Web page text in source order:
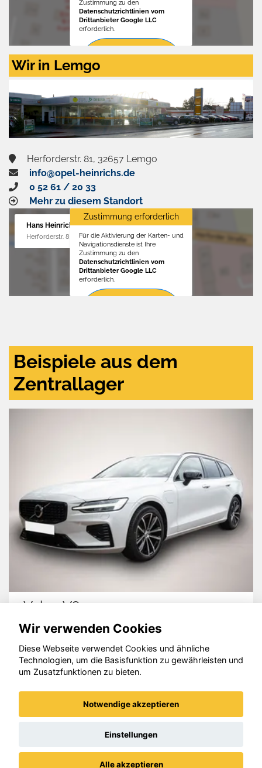
Zustimmung zu den
Datenschutzrichtlinien vom
Drittanbieter Google LLC
erforderlich.
Zustimmen
aktivieren
Wir in Lemgo
Herforderstr. 81, 32657 Lemgo
info@opel-heinrichs.de
0 52 61 / 20 33
Mehr zu diesem Standort
Hans Heinrichs GmbH
Herforderstr. 81, 32657 Lemgo
Zustimmung erforderlich
Für die Aktivierung der Karten- und
Navigationsdienste ist Ihre
Zustimmung zu den
Datenschutzrichtlinien vom
Drittanbieter Google LLC
erforderlich.
Beispiele aus dem
Zentrallager
Volvo V60
© konjunkturmotor.de GmbH 2020 - 2026
Wir verwenden Cookies
Diese Webseite verwendet Cookies und ähnliche
Technologien, um die Basisfunktion zu gewährleisten und
um Zusatzfunktionen zu bieten.
Notwendige akzeptieren
Einstellungen
Alle akzeptieren